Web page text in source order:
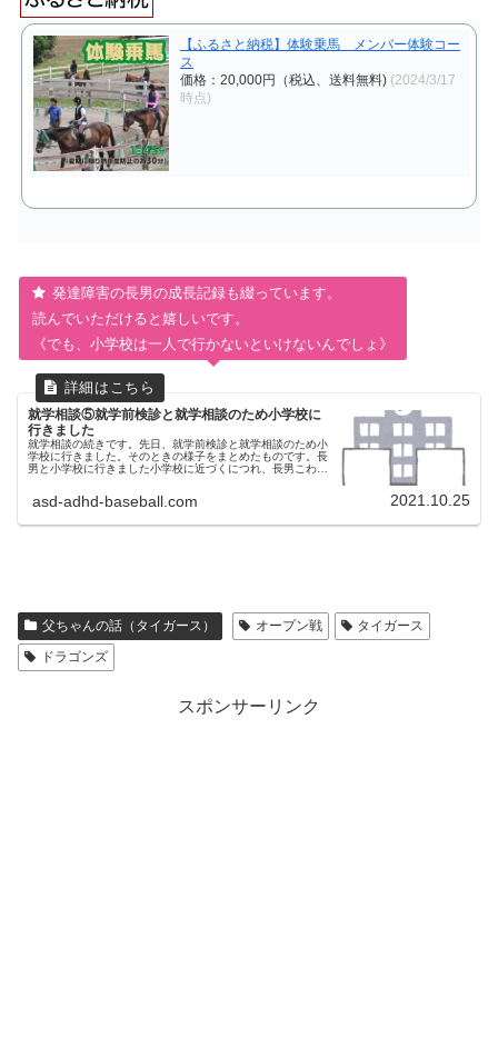
【ふるさと納税】体験乗馬 メンバー体験コー
ス
価格：20,000円（税込、送料無料) (2024/3/17
時点)
発達障害の長男の成長記録も綴っています。
読んでいただけると嬉しいです。
《でも、小学校は一人で行かないといけないんでしょ》
就学相談⑤就学前検診と就学相談のため小学校に
行きました
就学相談の続きです。先日、就学前検診と就学相談のため小
学校に行きました。そのときの様子をまとめたものです。長
男と小学校に行きました小学校に近づくにつれ、長男こわい
けて何組も歩いていく姿を...
asd-adhd-baseball.com 2021.10.25
父ちゃんの話（タイガース） オープン戦
タイガース
ドラゴンズ
スポンサーリンク